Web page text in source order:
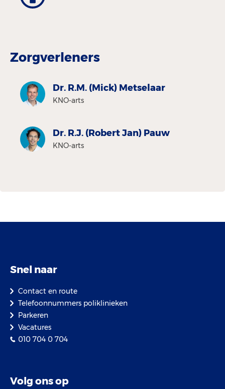
Zorgverleners
Dr. R.M. (Mick) Metselaar
KNO-arts
Dr. R.J. (Robert Jan) Pauw
KNO-arts
Snel naar
Contact en route
Telefoonnummers poliklinieken
Parkeren
Vacatures
010 704 0 704
Volg ons op